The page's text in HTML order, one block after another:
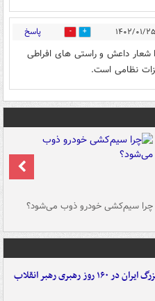
0 پاسخ
شعار داعش و راستی های افراطی
نظامی است.
چرا سیم‌کشی خودرو ذوب می‌شود؟